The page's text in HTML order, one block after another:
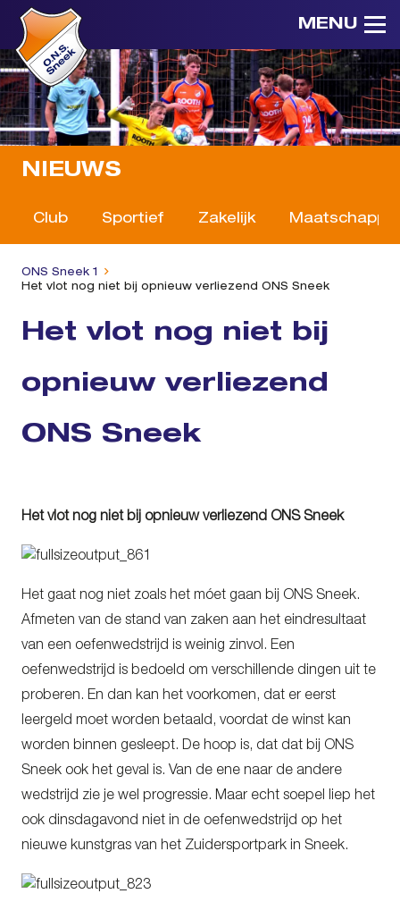
MENU
NIEUWS
Club Sportief Zakelijk
ONS Sneek 1
Het vlot nog niet bij opnieuw verliezend ONS Sneek
Het vlot nog niet bij
opnieuw verliezend
ONS Sneek
Het vlot nog niet bij opnieuw verliezend ONS Sneek
Het gaat nog niet zoals het móet gaan bij ONS Sneek.
Afmeten van de stand van zaken aan het eindresultaat
van een oefenwedstrijd is weinig zinvol. Een
oefenwedstrijd is bedoeld om verschillende dingen uit te
proberen. En dan kan het voorkomen, dat er eerst
leergeld moet worden betaald, voordat de winst kan
worden binnen gesleept. De hoop is, dat dat bij ONS
Sneek ook het geval is. Van de ene naar de andere
wedstrijd zie je wel progressie. Maar echt soepel liep het
ook dinsdagavond niet in de oefenwedstrijd op het
nieuwe kunstgras van het Zuidersportpark in Sneek.